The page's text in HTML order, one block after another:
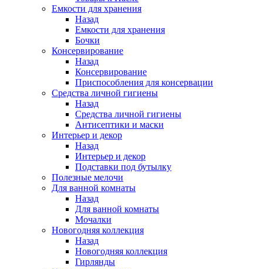
Емкости для хранения
Назад
Емкости для хранения
Бочки
Консервирование
Назад
Консервирование
Приспособления для консервации
Средства личной гигиены
Назад
Средства личной гигиены
Антисептики и маски
Интерьер и декор
Назад
Интерьер и декор
Подставки под бутылку
Полезные мелочи
Для ванной комнаты
Назад
Для ванной комнаты
Мочалки
Новогодняя коллекция
Назад
Новогодняя коллекция
Гирлянды